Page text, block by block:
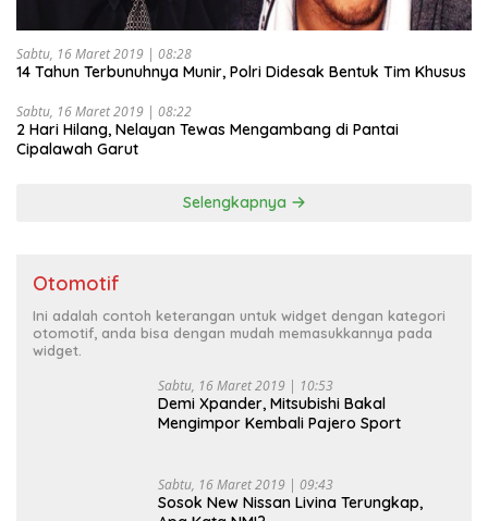
Sabtu, 16 Maret 2019 | 08:28
14 Tahun Terbunuhnya Munir, Polri Didesak Bentuk Tim Khusus
Sabtu, 16 Maret 2019 | 08:22
2 Hari Hilang, Nelayan Tewas Mengambang di Pantai
Cipalawah Garut
Selengkapnya
Otomotif
Ini adalah contoh keterangan untuk widget dengan kategori
otomotif, anda bisa dengan mudah memasukkannya pada
widget.
Sabtu, 16 Maret 2019 | 10:53
Demi Xpander, Mitsubishi Bakal
Mengimpor Kembali Pajero Sport
Sabtu, 16 Maret 2019 | 09:43
Sosok New Nissan Livina Terungkap,